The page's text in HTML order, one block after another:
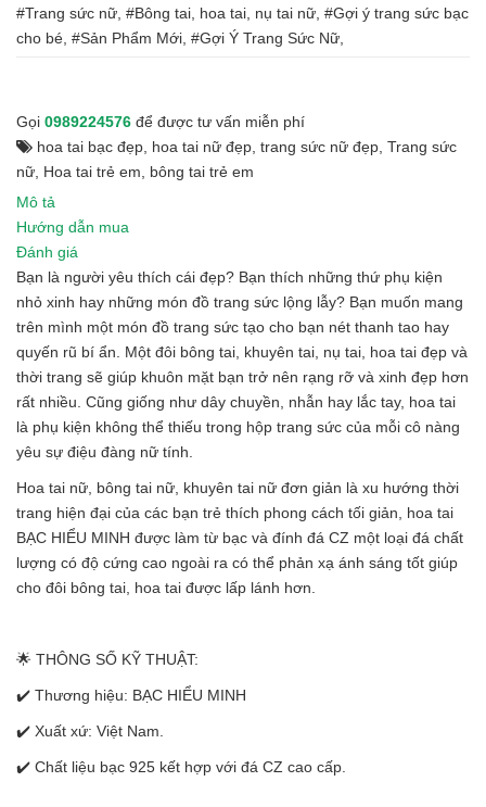
#Trang sức nữ, #Bông tai, hoa tai, nụ tai nữ, #Gợi ý trang sức bạc
cho bé, #Sản Phẩm Mới, #Gợi Ý Trang Sức Nữ,
Gọi 0989224576 để được tư vấn miễn phí
hoa tai bạc đẹp hoa tai nữ đẹp trang sức nữ đẹp Trang sức
nữ Hoa tai trẻ em
bông tai trẻ em
Mô tả
Hướng dẫn mua
Đánh giá
Bạn là người yêu thích cái đẹp? Bạn thích những thứ phụ kiện
nhỏ xinh hay những món đồ trang sức lộng lẫy? Bạn muốn mang
trên mình một món đồ trang sức tạo cho bạn nét thanh tao hay
quyến rũ bí ẩn. Một đôi bông tai, khuyên tai, nụ tai, hoa tai đẹp và
thời trang sẽ giúp khuôn mặt bạn trở nên rạng rỡ và xinh đẹp hơn
rất nhiều. Cũng giống như dây chuyền, nhẫn hay lắc tay, hoa tai
là phụ kiện không thể thiếu trong hộp trang sức của mỗi cô nàng
yêu sự điệu đàng nữ tính.
Hoa tai nữ, bông tai nữ, khuyên tai nữ đơn giản là xu hướng thời
trang hiện đại của các bạn trẻ thích phong cách tối giản, hoa tai
BẠC HIỂU MINH được làm từ bạc và đính đá CZ một loại đá chất
lượng có độ cứng cao ngoài ra có thể phản xạ ánh sáng tốt giúp
cho đôi bông tai, hoa tai được lấp lánh hơn.
🌟 THÔNG SỐ KỸ THUẬT:
✔️ Thương hiệu: BẠC HIỂU MINH
✔️ Xuất xứ: Việt Nam.
✔️ Chất liệu bạc 925 kết hợp với đá CZ cao cấp.